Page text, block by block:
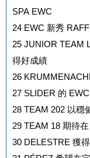
SPA EWC
24 EWC 新秀
25 JUNIOR TEAM
得好成績
26
27 SLIDER 的
28 TEAM 202 以穩
29 TEAM 18 期待
30 DELESTRE 獲